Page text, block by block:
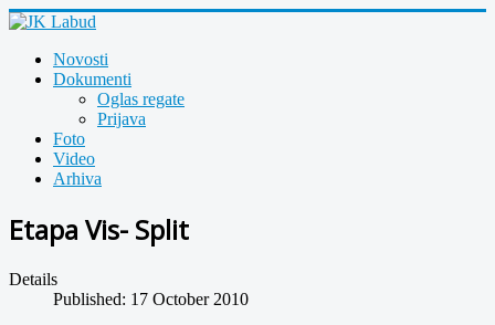
Novosti
Dokumenti
Oglas regate
Prijava
Foto
Video
Arhiva
Etapa Vis- Split
Details
Published: 17 October 2010